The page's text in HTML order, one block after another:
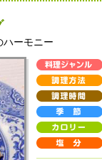
ハーモニー